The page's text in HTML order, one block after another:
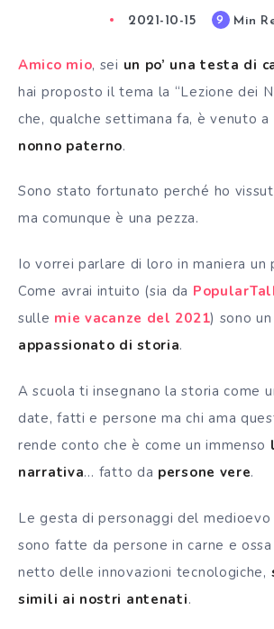
2021-10-15 9 Min
Amico mio, sei un po’ una testa di
hai proposto il tema la “Lezione dei
che, qualche settimana fa, è venuto a
nonno paterno.
Sono stato fortunato perché ho
ma comunque è una pezza.
Io vorrei parlare di loro in maniera un
Come avrai intuito (sia da
sulle mie vacanze del 2021) sono
appassionato di storia.
A scuola ti insegnano la storia come
date, fatti e persone ma chi ama
rende conto che è comeun immenso
narrativa… fatto da persone vere.
Le gesta di personaggi del
sono fatte da persone in carne e
netto delle innovazioni tecnologiche,
simili ai nostri antenati.